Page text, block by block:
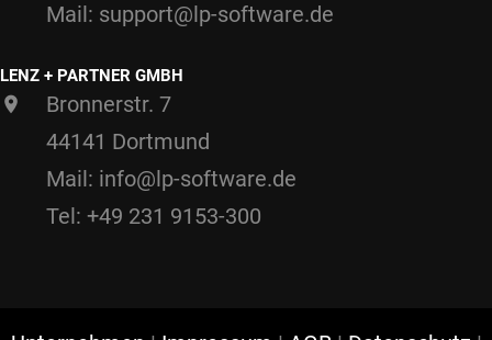
Mail: support@lp-software.de
LENZ + PARTNER GMBH
Bronnerstr. 7
44141 Dortmund
Mail: info@lp-software.de
Tel: +49 231 9153-300